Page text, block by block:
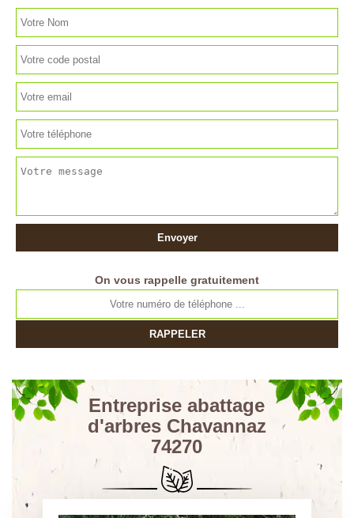
On vous rappelle gratuitement
Entreprise abattage
d'arbres Chavannaz
74270